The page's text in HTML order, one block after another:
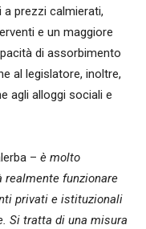
prezzi calmierati,
e un maggiore
di assorbimento
al legislatore, inoltre,
agli alloggi sociali e
– è molto
realmente funzionare
privati e istituzionali
Si tratta di una misura